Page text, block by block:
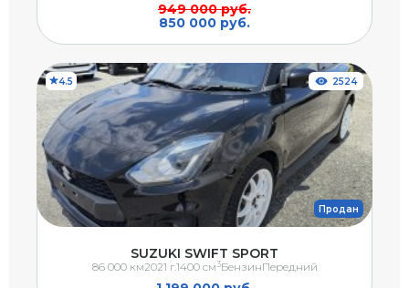
949 000 руб.
850 000 руб.
4.5
Продан
2524
SUZUKI SWIFT SPORT
86 000 км2021 г.1400 см3БензинПередний